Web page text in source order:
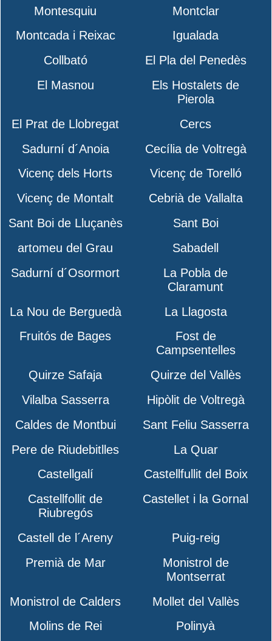
Montesquiu
Montclar
Montcada i Reixac
Igualada
Collbató
El Pla del Penedès
El Masnou
Els Hostalets de
Pierola
El Prat de Llobregat
Cercs
Sadurní d´Anoia
Cecília de Voltregà
Vicenç dels Horts
Vicenç de Torelló
Vicenç de Montalt
Cebrià de Vallalta
Sant Boi de Lluçanès
Sant Boi
artomeu del Grau
Sabadell
Sadurní d´Osormort
La Pobla de
Claramunt
La Nou de Berguedà
La Llagosta
Fruitós de Bages
Fost de
Campsentelles
Quirze Safaja
Quirze del Vallès
Vilalba Sasserra
Hipòlit de Voltregà
Caldes de Montbui
Sant Feliu Sasserra
Pere de Riudebitlles
La Quar
Castellgalí
Castellfullit del Boix
Castellfollit de
Riubregós
Castellet i la Gornal
Castell de l´Areny
Puig-reig
Premià de Mar
Monistrol de
Montserrat
Monistrol de Calders
Mollet del Vallès
Molins de Rei
Polinyà